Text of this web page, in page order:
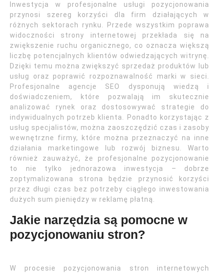
Inwestycja w profesjonalne usługi pozycjonowania
przynosi szereg korzyści dla firm działających w
różnych sektorach rynku. Przede wszystkim poprawa
widoczności strony internetowej przekłada się na
zwiększenie ruchu organicznego, co oznacza większą
liczbę potencjalnych klientów odwiedzających witrynę.
Dzięki temu można zwiększyć sprzedaż produktów lub
usług oraz poprawić rozpoznawalność marki w sieci.
Profesjonalne agencje SEO dysponują wiedzą i
doświadczeniem, które pozwalają im skutecznie
analizować rynek oraz dostosowywać strategie do
indywidualnych potrzeb klienta. Ponadto korzystając z
usług specjalistów, można zaoszczędzić czas i zasoby
wewnętrzne firmy, które można przeznaczyć na inne
działania marketingowe lub rozwój biznesu. Warto
również zauważyć, że profesjonalne pozycjonowanie
to nie tylko jednorazowa inwestycja – dobrze
zoptymalizowana strona będzie przynosić korzyści
przez długi czas bez potrzeby ciągłego inwestowania
dużych sum pieniędzy w reklamę płatną.
Jakie narzędzia są pomocne w
pozycjonowaniu stron?
W procesie pozycjonowania stron internetowych